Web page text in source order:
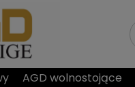
AGD wolnostojące